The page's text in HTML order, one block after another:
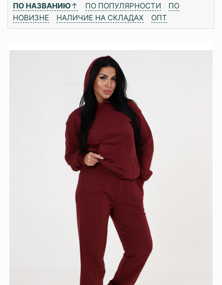
ПО НАЗВАНИЮ↑ ПО ПОПУЛЯРНОСТИ
ПО
НОВИЗНЕ
НАЛИЧИЕ НА СКЛАДАХ ОПТ